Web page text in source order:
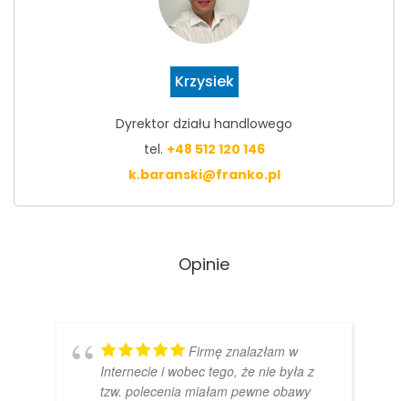
Krzysiek
Dyrektor działu handlowego
tel. +48 512 120 146
k.baranski@franko.pl
Opinie
Firmę znalazłam w
Internecie i wobec tego, że nie była z
tzw. polecenia miałam pewne obawy